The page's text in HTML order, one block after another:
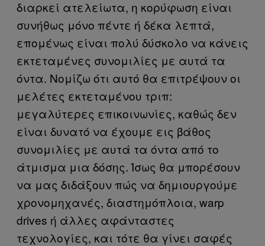
διαρκεί ατελείωτα, η κορύφωση είναι
συνήθως μόνο πέντε ή δέκα λεπτά,
επομένως είναι πολύ δύσκολο να κάνεις
εκτεταμένες συνομιλίες με αυτά τα
όντα. Νομίζω ότι αυτό θα επιτρέψουν οι
μελέτες εκτεταμένου τριπ:
μεγαλύτερες επικοινωνίες, καθώς δεν
είναι δυνατό να έχουμε εις βάθος
συνομιλίες με αυτά τα όντα από το
άτμισμα μια δόσης. Ίσως θα μπορέσουν
να μας διδάξουν πώς να δημιουργούμε
χρονομηχανές, διαστημόπλοια, warp
drives ή άλλες αφάνταστες
τεχνολογίες, και τότε θα γίνει σαφές